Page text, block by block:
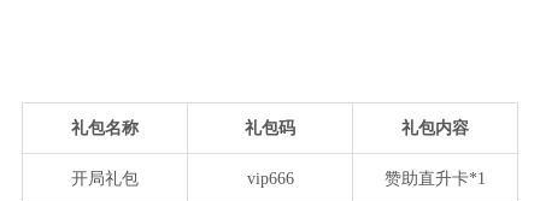
礼包名称 礼包码 礼包内容
开局礼包 vip666 赞助直升卡*1